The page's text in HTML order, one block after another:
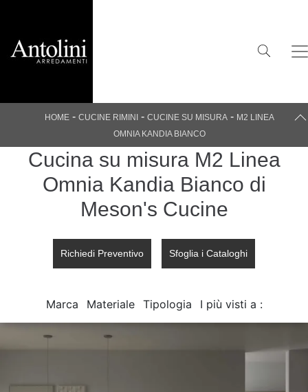
HOME- CUCINE RIMINI - CUCINE SU MISURA - M2 LINEA
OMNIA KANDIA BIANCO
Cucina su misura M2 Linea
Omnia Kandia Bianco di
Meson's Cucine
Richiedi Preventivo Sfoglia i Cataloghi
Marca Materiale Tipologia I più visti a :